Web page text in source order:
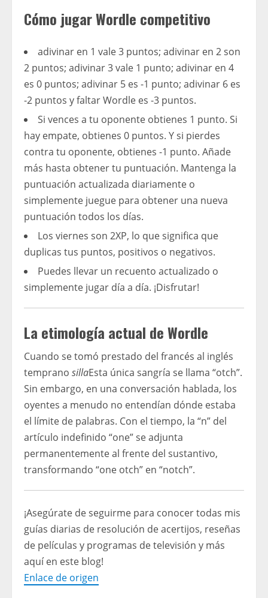
Cómo jugar Wordle competitivo
adivinar en 1 vale 3 puntos; adivinar en 2 son
2 puntos; adivinar 3 vale 1 punto; adivinar en 4
es 0 puntos; adivinar 5 es -1 punto; adivinar 6 es
-2 puntos y faltar Wordle es -3 puntos.
Si vences a tu oponente obtienes 1 punto. Si
hay empate, obtienes 0 puntos. Y si pierdes
contra tu oponente, obtienes -1 punto. Añade
más hasta obtener tu puntuación. Mantenga la
puntuación actualizada diariamente o
simplemente juegue para obtener una nueva
puntuación todos los días.
Los viernes son 2XP, lo que significa que
duplicas tus puntos, positivos o negativos.
Puedes llevar un recuento actualizado o
simplemente jugar día a día. ¡Disfrutar!
La etimología actual de Wordle
Cuando se tomó prestado del francés al inglés
temprano sillaEsta única sangría se llama “otch”.
Sin embargo, en una conversación hablada, los
oyentes a menudo no entendían dónde estaba
el límite de palabras. Con el tiempo, la “n” del
artículo indefinido “one” se adjunta
permanentemente al frente del sustantivo,
transformando “one otch” en “notch”.
¡Asegúrate de seguirme para conocer todas mis
guías diarias de resolución de acertijos, reseñas
de películas y programas de televisión y más
aquí en este blog!
Enlace de origen